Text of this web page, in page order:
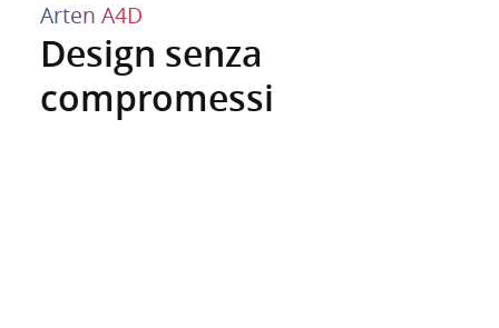
Arten A4D
Design senza
compromessi